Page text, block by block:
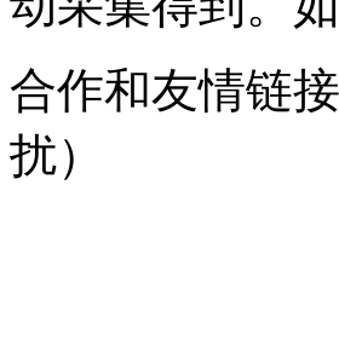
合作和友情链
扰）